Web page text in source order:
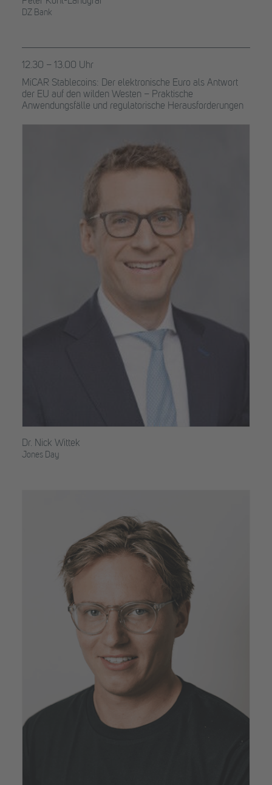
DZ Bank
12.30 – 13.00 Uhr
MiCAR Stablecoins: Der elektronische Euro als Antwort
der EU auf den wilden Westen – Praktische
Anwendungsfälle und regulatorische Herausforderungen
Dr. Nick Wittek
Jones Day